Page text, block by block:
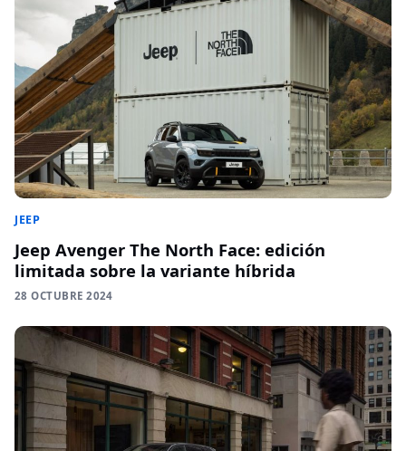
JEEP
Jeep Avenger The North Face: edición
limitada sobre la variante híbrida
28 OCTUBRE 2024